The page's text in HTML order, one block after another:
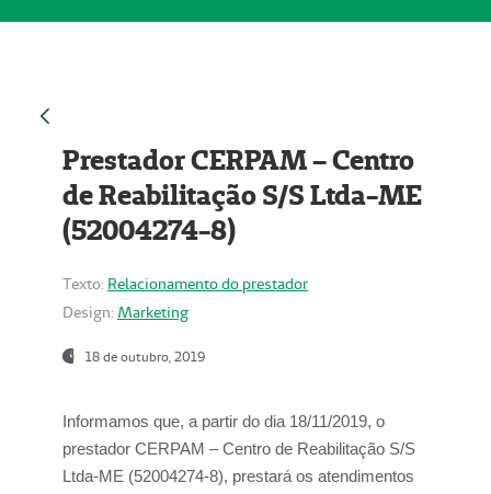
Prestador CERPAM – Centro
de Reabilitação S/S Ltda-ME
(52004274-8)
Texto: Relacionamento do prestador
Design: Marketing
18 de outubro, 2019
Informamos que, a partir do dia 18/11/2019, o
prestador CERPAM – Centro de Reabilitação S/S
Ltda-ME (52004274-8), prestará os atendimentos